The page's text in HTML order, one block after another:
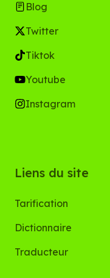
Blog
Twitter
Tiktok
Youtube
Instagram
Liens du site
Tarification
Dictionnaire
Traducteur